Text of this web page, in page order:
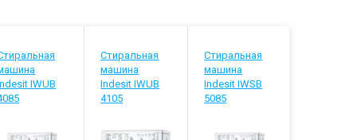
IWUB
Стиральная
машина
Indesit IWUB
4105
Стиральная
машина
Indesit IWSB
5085